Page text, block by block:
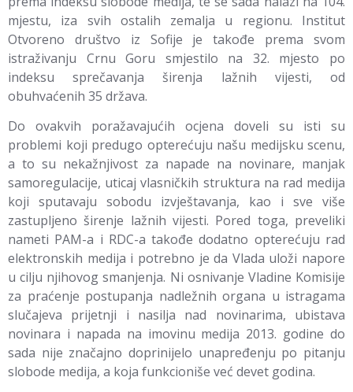
mjestu, iza svih ostalih zemalja u regionu. Institut
Otvoreno društvo iz Sofije je takođe prema svom
istraživanju Crnu Goru smjestilo na 32. mjesto po
indeksu sprečavanja širenja lažnih vijesti, od
obuhvaćenih 35 država.
Do ovakvih poražavajućih ocjena doveli su isti su
problemi koji predugo opterećuju našu medijsku scenu,
a to su nekažnjivost za napade na novinare, manjak
samoregulacije, uticaj vlasničkih struktura na rad medija
koji sputavaju sobodu izvještavanja, kao i sve više
zastupljeno širenje lažnih vijesti. Pored toga, preveliki
nameti PAM-a i RDC-a takođe dodatno opterećuju rad
elektronskih medija i potrebno je da Vlada uloži napore
u cilju njihovog smanjenja. Ni osnivanje Vladine Komisije
za praćenje postupanja nadležnih organa u istragama
slučajeva prijetnji i nasilja nad novinarima, ubistava
novinara i napada na imovinu medija 2013. godine do
sada nije značajno doprinijelo unapređenju po pitanju
slobode medija, a koja funkcioniše već devet godina.